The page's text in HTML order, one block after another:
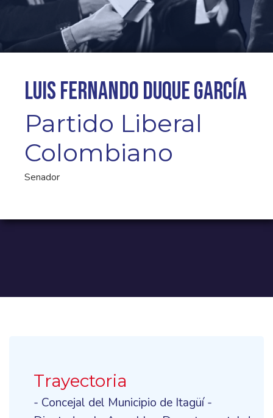
Luis Fernando Duque García
Partido Liberal
Colombiano
Senador
Trayectoria
- Concejal del Municipio de Itagüí -